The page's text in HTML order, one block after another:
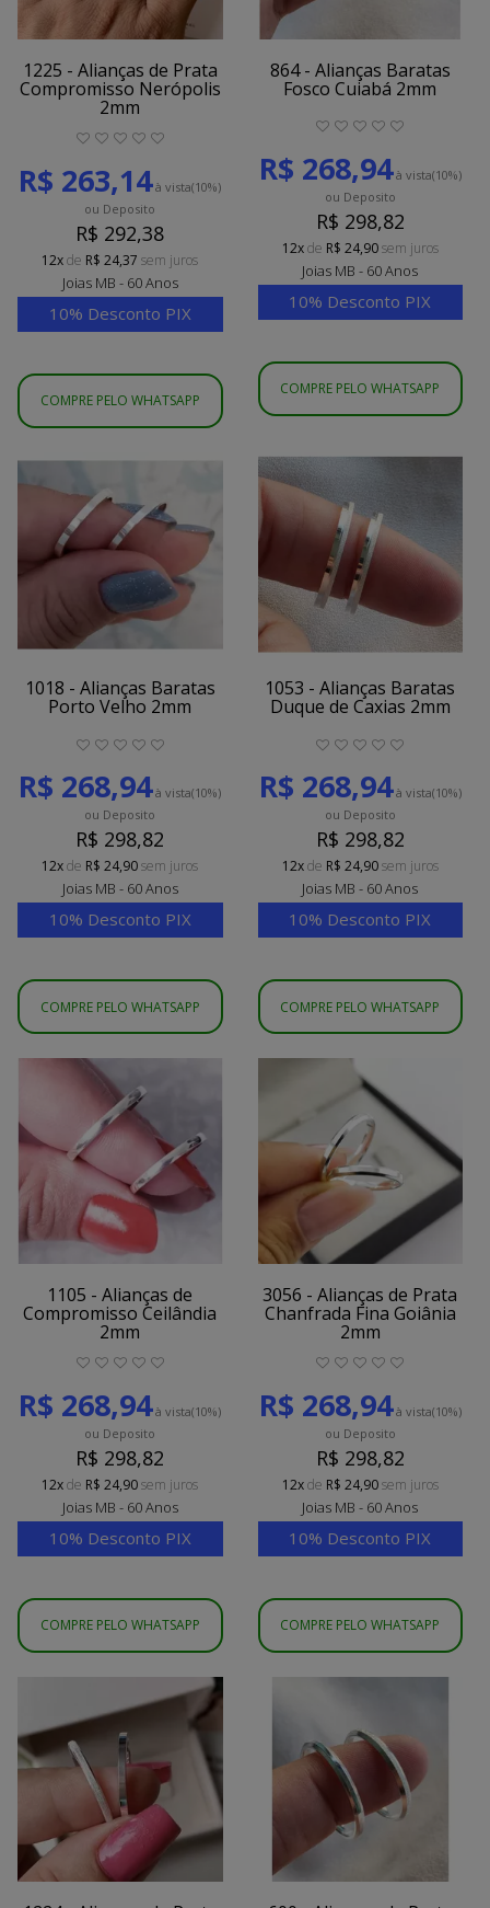
1225 - Alianças de Prata
Compromisso Nerópolis
2mm
R$ 263,14à vista(10%)
ou Deposito
R$ 292,38
12xde R$ 24,37 sem juros
Joias MB - 60 Anos
10% Desconto PIX
COMPRE PELO WHATSAPP
864 - Alianças Baratas
Fosco Cuiabá 2mm
R$ 268,94à vista(10%)
ou Deposito
R$ 298,82
12xde R$ 24,90sem juros
Joias MB - 60 Anos
10% Desconto PIX
COMPRE PELO WHATSAPP
1018 - Alianças Baratas
Porto Velho 2mm
R$ 268,94à vista(10%)
ou Deposito
R$ 298,82
12xde R$ 24,90sem juros
Joias MB - 60 Anos
10% Desconto PIX
COMPRE PELO WHATSAPP
1053 - Alianças Baratas
Duque de Caxias 2mm
R$ 268,94à vista(10%)
ou Deposito
R$ 298,82
12xde R$ 24,90sem juros
Joias MB - 60 Anos
10% Desconto PIX
COMPRE PELO WHATSAPP
1105 - Alianças de
Compromisso Ceilândia
2mm
R$ 268,94à vista(10%)
ou Deposito
R$ 298,82
12xde R$ 24,90sem juros
Joias MB - 60 Anos
10% Desconto PIX
COMPRE PELO WHATSAPP
3056 - Alianças de Prata
Chanfrada Fina Goiânia
2mm
R$ 268,94à vista(10%)
ou Deposito
R$ 298,82
12xde R$ 24,90sem juros
Joias MB - 60 Anos
10% Desconto PIX
COMPRE PELO WHATSAPP